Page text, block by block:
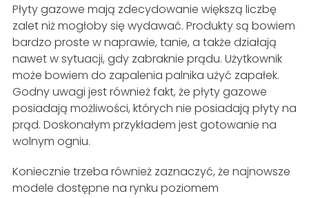
Płyty gazowe mają zdecydowanie większą liczbę
zalet niż mogłoby się wydawać. Produkty są bowiem
bardzo proste w naprawie, tanie, a także działają
nawet w sytuacji, gdy zabraknie prądu. Użytkownik
może bowiem do zapalenia palnika użyć zapałek.
Godny uwagi jest również fakt, że płyty gazowe
posiadają możliwości, których nie posiadają płyty na
prąd. Doskonałym przykładem jest gotowanie na
wolnym ogniu.
Koniecznie trzeba również zaznaczyć, że najnowsze
modele dostępne na rynku poziomem